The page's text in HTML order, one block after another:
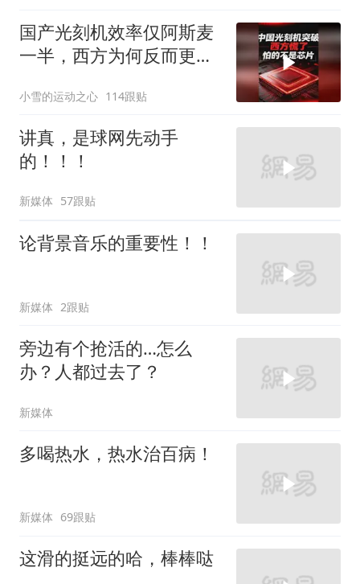
国产光刻机效率仅阿斯麦
一半，西方为何反而更
小雪的运动之心 114跟贴
讲真，是球网先动手
的！！！
新媒体 57跟贴
论背景音乐的重要性！！
新媒体 2跟贴
旁边有个抢活的…怎么
办？人都过去了？
新媒体
多喝热水，热水治百病！
新媒体 69跟贴
这滑的挺远的哈，棒棒哒